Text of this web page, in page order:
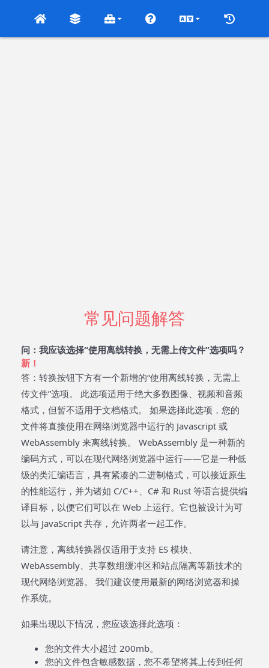
常见问题解答
问：我应该选择“使用离线转换，无需上传文件”选项吗？
新！
答：转换按钮下方有一个新增的“使用离线转换，无需上
传文件”选项。 此选项适用于绝大多数图像、视频和音频
格式，但暂不适用于文档格式。 如果选择此选项，您的
文件将直接使用在网络浏览器中运行的 Javascript 或
WebAssembly 来离线转换。 WebAssembly 是一种新的
编码方式，可以在现代网络浏览器中运行——它是一种低
级的类汇编语言，具有紧凑的二进制格式，可以接近原生
的性能运行，并为诸如 C/C++、C# 和 Rust 等语言提供编
译目标，以便它们可以在 Web 上运行。它也被设计为可
以与 JavaScript 共存，允许两者一起工作。
请注意，离线转换器仅适用于支持 ES 模块、
WebAssembly、共享数组缓冲区和站点隔离等新技术的
现代网络浏览器。 我们建议使用最新的网络浏览器和操
作系统。
如果出现以下情况，您应该选择此选项：
您的文件大小超过 200mb。
您的文件包含敏感数据，您不希望将其上传到任何